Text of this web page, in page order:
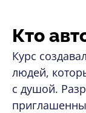
Кто
Курс
людей,
с душой.